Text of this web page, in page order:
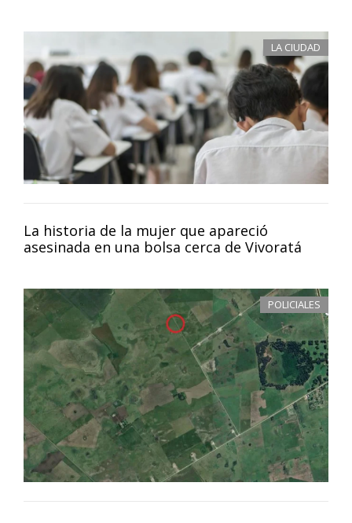
LA CIUDAD
La historia de la mujer que apareció
asesinada en una bolsa cerca de Vivoratá
POLICIALES